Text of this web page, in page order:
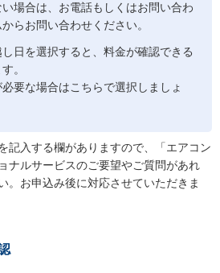
場合は、お電話もしくはお問い合わ
らお問い合わせください。
日を選択すると、料金が確認できる
。
要な場合はこちらで選択しましょ
記入する欄がありますので、「エアコン
ナルサービスのご要望やご質問があれ
。お申込み後に対応させていただきま